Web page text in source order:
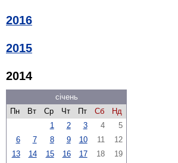
2016
2015
2014
січень
Пн
Вт Ср Чт Пт Сб
Нд
1
2 3 4
5
6
7 8 9 10 11
12
13
14 15 16 17 18
19